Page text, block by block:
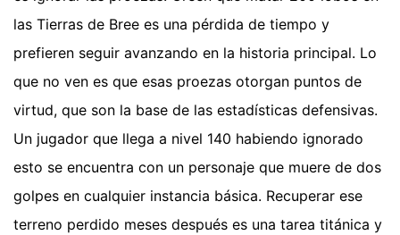
las Tierras de Bree es una pérdida de tiempo y
prefieren seguir avanzando en la historia principal. Lo
que no ven es que esas proezas otorgan puntos de
virtud, que son la base de las estadísticas defensivas.
Un jugador que llega a nivel 140 habiendo ignorado
esto se encuentra con un personaje que muere de dos
golpes en cualquier instancia básica. Recuperar ese
terreno perdido meses después es una tarea titánica y